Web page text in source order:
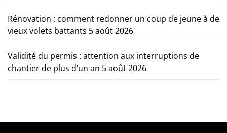
Rénovation : comment redonner un coup de jeune à de
vieux volets battants 5 août 2026
Validité du permis : attention aux interruptions de
chantier de plus d’un an 5 août 2026